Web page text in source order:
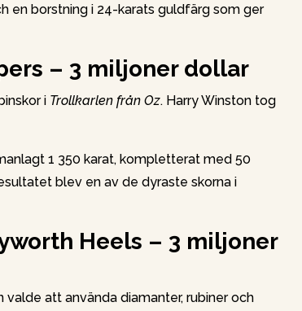
en borstning i 24-karats guldfärg som ger
– 3 miljoner dollar
i Trollkarlen från Oz. Harry Winston tog
1 350 karat, kompletterat med 50
blev en av de dyraste skorna i
Heels – 3 miljoner
att använda diamanter, rubiner och